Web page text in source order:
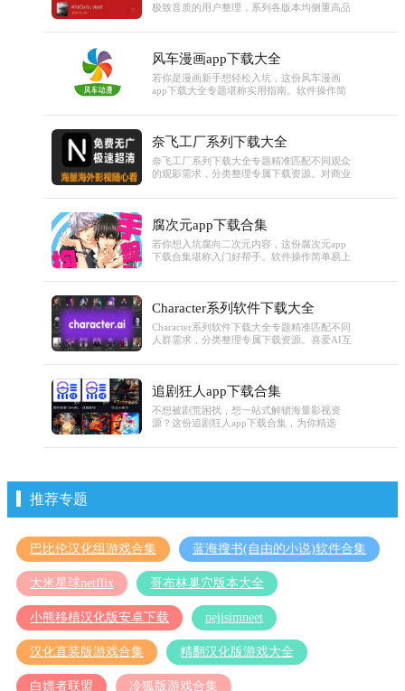
标内容。
极致音质的用户整理，系列各版本均侧重高品
配内置的12种预设均衡器与自定义频段调节功
分进阶版本还支持无损音质下载与高清MV播
功能差异，无论是用专业耳机品鉴还是日常外
放聆听，都能还原细腻音质，打造沉浸式听觉
风车漫画app下载大全
若你是漫画新手想轻松入坑，这份风车漫画
app下载大全专题堪称实用指南。软件操作简
荐算法会根据阅读偏好推送个性化书单，分类
找到心仪作品。专题不仅提供多设备下载入
示，帮助你快速完成下载安装，开启轻松追漫
之旅。
奈飞工厂系列下载大全
奈飞工厂系列下载大全专题精准匹配不同观众
的观影需求，分类整理专属下载资源。对商业
厂》解读跨国企业经营中的文化磨合；关注社
等作品了解特定群体的权益抗争；而期待人文
映作品的预约下载提醒。分类清晰的资源让不
同偏好的观众快速找到目标内容。
腐次元app下载合集
若你想入坑腐向二次元内容，这份腐次元app
下载合集堪称入门好帮手。软件操作简单易上
作品更新提醒功能确保不错过心仪连载，高清
集不仅提供多系统下载入口，还附带新手基础
能快速下载安装，轻松开启腐次元的精彩世
界。
Character系列软件下载大全
Character系列软件下载大全专题精准匹配不同
人群需求，分类整理专属下载资源。喜爱AI互
富角色库开展语言练习、模拟面试或角色扮
CharacterAnimator系列，其兼容PS/AE的特性
教育课件等内容制作，分类清晰让你快速找到
适配自身需求的软件。
追剧狂人app下载合集
不想被剧荒困扰，想一站式解锁海量影视资
源？这份追剧狂人app下载合集，为你精选
放、多端同步的小众实用工具，亦或是资源全
汇总，即刻开启沉浸式观影之旅！
推荐专题
巴比伦汉化组游戏合集 蓝海搜书(自由的小说)软件合集
大米星球netflix 哥布林巢穴版本大全
小熊移植汉化版安卓下载 nejisimneet
汉化直装版游戏合集 精翻汉化版游戏大全
白嫖者联盟 冷狐版游戏合集